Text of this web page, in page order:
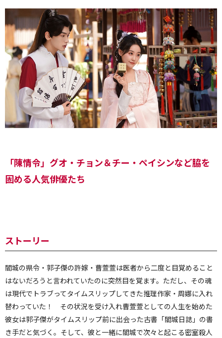
「陳情令」グオ・チョン＆チー・ペイシンなど脇を
固める人気俳優たち
ストーリー
閻城の県令・郭子傑の許嫁・曹萱萱は医者から二度と目覚めること
はないだろうと言われていたのに突然目を覚ます。ただし、その魂
は現代でトラブってタイムスリップしてきた推理作家・周娜に入れ
替わっていた！ その状況を受け入れ曹萱萱としての人生を始めた
彼女は郭子傑がタイムスリップ前に出会った古書「閻城日誌」の書
き手だと気づく。そして、彼と一緒に閻城で次々と起こる密室殺人